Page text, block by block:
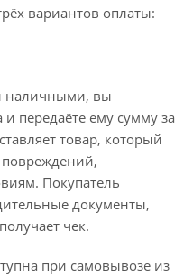
вариантов оплаты:
наличными, вы
передаёте ему сумму за
товар, который
Покупатель
документы,
чек.
при самовывозе из